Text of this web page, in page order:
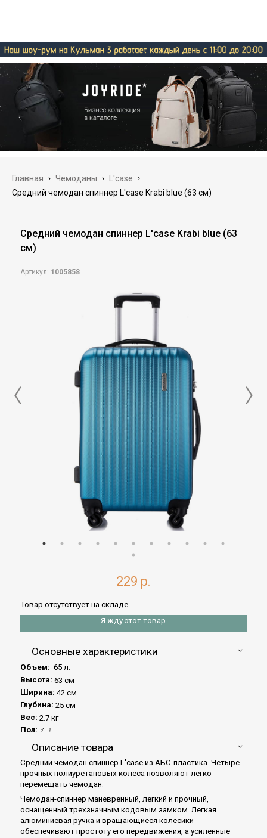
Главная › Чемоданы › L'case ›
Средний чемодан спиннер L'case Krabi blue (63 см)
Средний чемодан спиннер L'case Krabi blue (63
см)
Артикул: 1005858
229 р.
Товар отсутствует на складе
Я жду этот товар
Основные характеристики
Объем: 65 л.
Высота: 63 см
Ширина: 42 см
Глубина: 25 см
Вес: 2.7 кг
Пол: ♂ ♀
Описание товара
Средний чемодан спиннер L'case из АБС-пластика. Четыре
прочных полиуретановых колеса позволяют легко
перемещать чемодан.
Чемодан-спиннер маневренный, легкий и прочный,
оснащенный трехзначным кодовым замком. Легкая
алюминиевая ручка и вращающиеся колесики
обеспечивают простоту его передвижения, а усиленные